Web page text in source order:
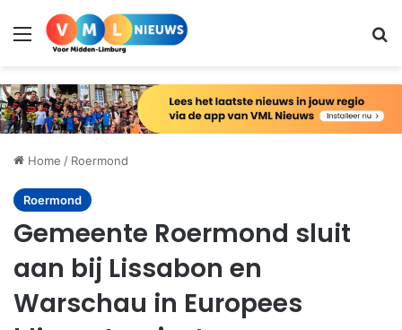
Menu
Home / Roermond
Roermond
Gemeente Roermond sluit
aan bij Lissabon en
Warschau in Europees